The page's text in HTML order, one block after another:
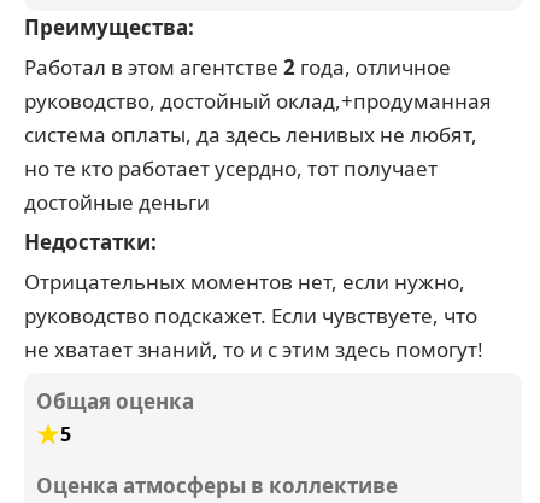
Преимущества:
Работал в этом агентстве 2 года, отличное
руководство, достойный оклад,+продуманная
система оплаты, да здесь ленивых не любят,
но те кто работает усердно, тот получает
достойные деньги
Недостатки:
Отрицательных моментов нет, если нужно,
руководство подскажет. Если чувствуете, что
не хватает знаний, то и с этим здесь помогут!
Общая оценка
5
Оценка атмосферы в коллективе